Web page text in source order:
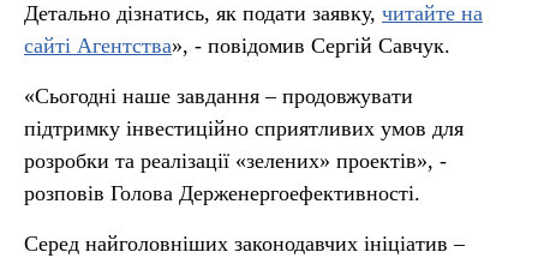
Детально дізнатись, як подати заявку, читайте на
сайті Агентства», - повідомив Сергій Савчук.
«Сьогодні наше завдання – продовжувати
підтримку інвестиційно сприятливих умов для
розробки та реалізації «зелених» проектів», -
розповів Голова Держенергоефективності.
Серед найголовніших законодавчих ініціатив –